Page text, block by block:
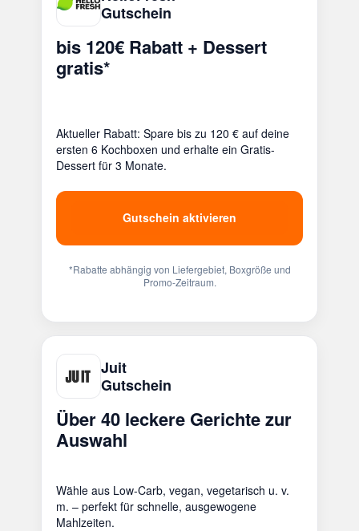
Gutschein
bis 120€ Rabatt + Dessert
gratis*
Aktueller Rabatt: Spare bis zu 120 € auf deine
ersten 6 Kochboxen und erhalte ein Gratis-
Dessert für 3 Monate.
Gutschein aktivieren
*Rabatte abhängig von Liefergebiet, Boxgröße und
Promo-Zeitraum.
Juit
Gutschein
Über 40 leckere Gerichte zur
Auswahl
Wähle aus Low-Carb, vegan, vegetarisch u. v.
m. – perfekt für schnelle, ausgewogene
Mahlzeiten.